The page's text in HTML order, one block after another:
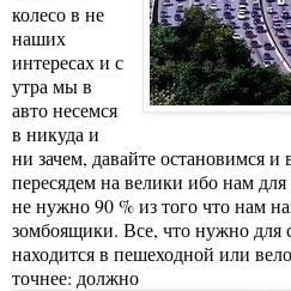
колесо в не
наших
интересах и с
утра мы в
авто несемся
в никуда и
ни зачем, давайте остановимся и
пересядем на велики ибо нам
не нужно 90 % из того что нам
зомбоящики. Все, что нужно для
находится в пешеходной или
точнее: должно